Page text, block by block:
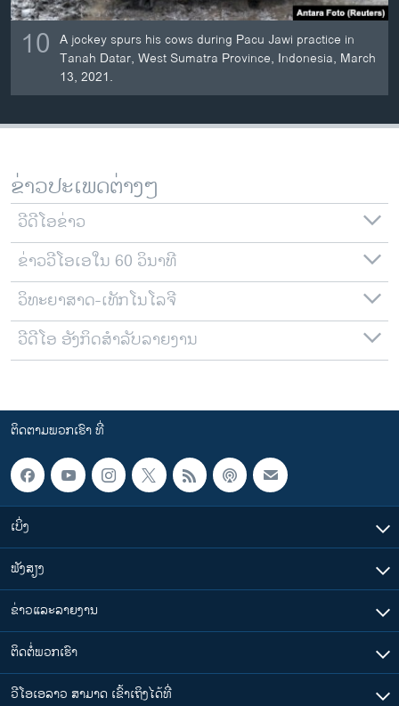
10 A jockey spurs his cows during Pacu Jawi practice in
Tanah Datar, West Sumatra Province, Indonesia, March
13, 2021.
ຂ່າວປະເພດຕ່າງໆ
ວີດີໂອຂ່າວ
ຂ່າວວີໂອເອໃນ 60 ວິນາທີ
ວິທະຍາສາດ-ເທັກໂນໂລຈີ
ວີດີໂອ ອັງກິດສຳລັບລາຍງານ
ຕິດຕາມພວກເຮົາ ທີ່
ເບິ່ງ
ຟັງສຽງ
ຂ່າວແລະລາຍງານ
ຕິດຕໍ່ພວກເຮົາ
ວີໂອເອລາວ ສາມາດ ເຂົ້າເຖິງໄດ້ທີ່